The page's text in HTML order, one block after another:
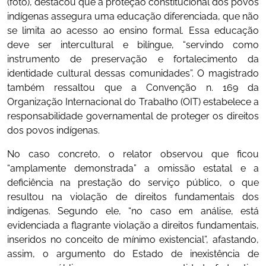
(foto), destacou que a proteção constitucional dos povos
indígenas assegura uma educação diferenciada, que não
se limita ao acesso ao ensino formal. Essa educação
deve ser intercultural e bilíngue, “servindo como
instrumento de preservação e fortalecimento da
identidade cultural dessas comunidades”. O magistrado
também ressaltou que a Convenção n. 169 da
Organização Internacional do Trabalho (OIT) estabelece a
responsabilidade governamental de proteger os direitos
dos povos indígenas.
No caso concreto, o relator observou que ficou
“amplamente demonstrada” a omissão estatal e a
deficiência na prestação do serviço público, o que
resultou na violação de direitos fundamentais dos
indígenas. Segundo ele, “no caso em análise, está
evidenciada a flagrante violação a direitos fundamentais,
inseridos no conceito de mínimo existencial”, afastando,
assim, o argumento do Estado de inexistência de